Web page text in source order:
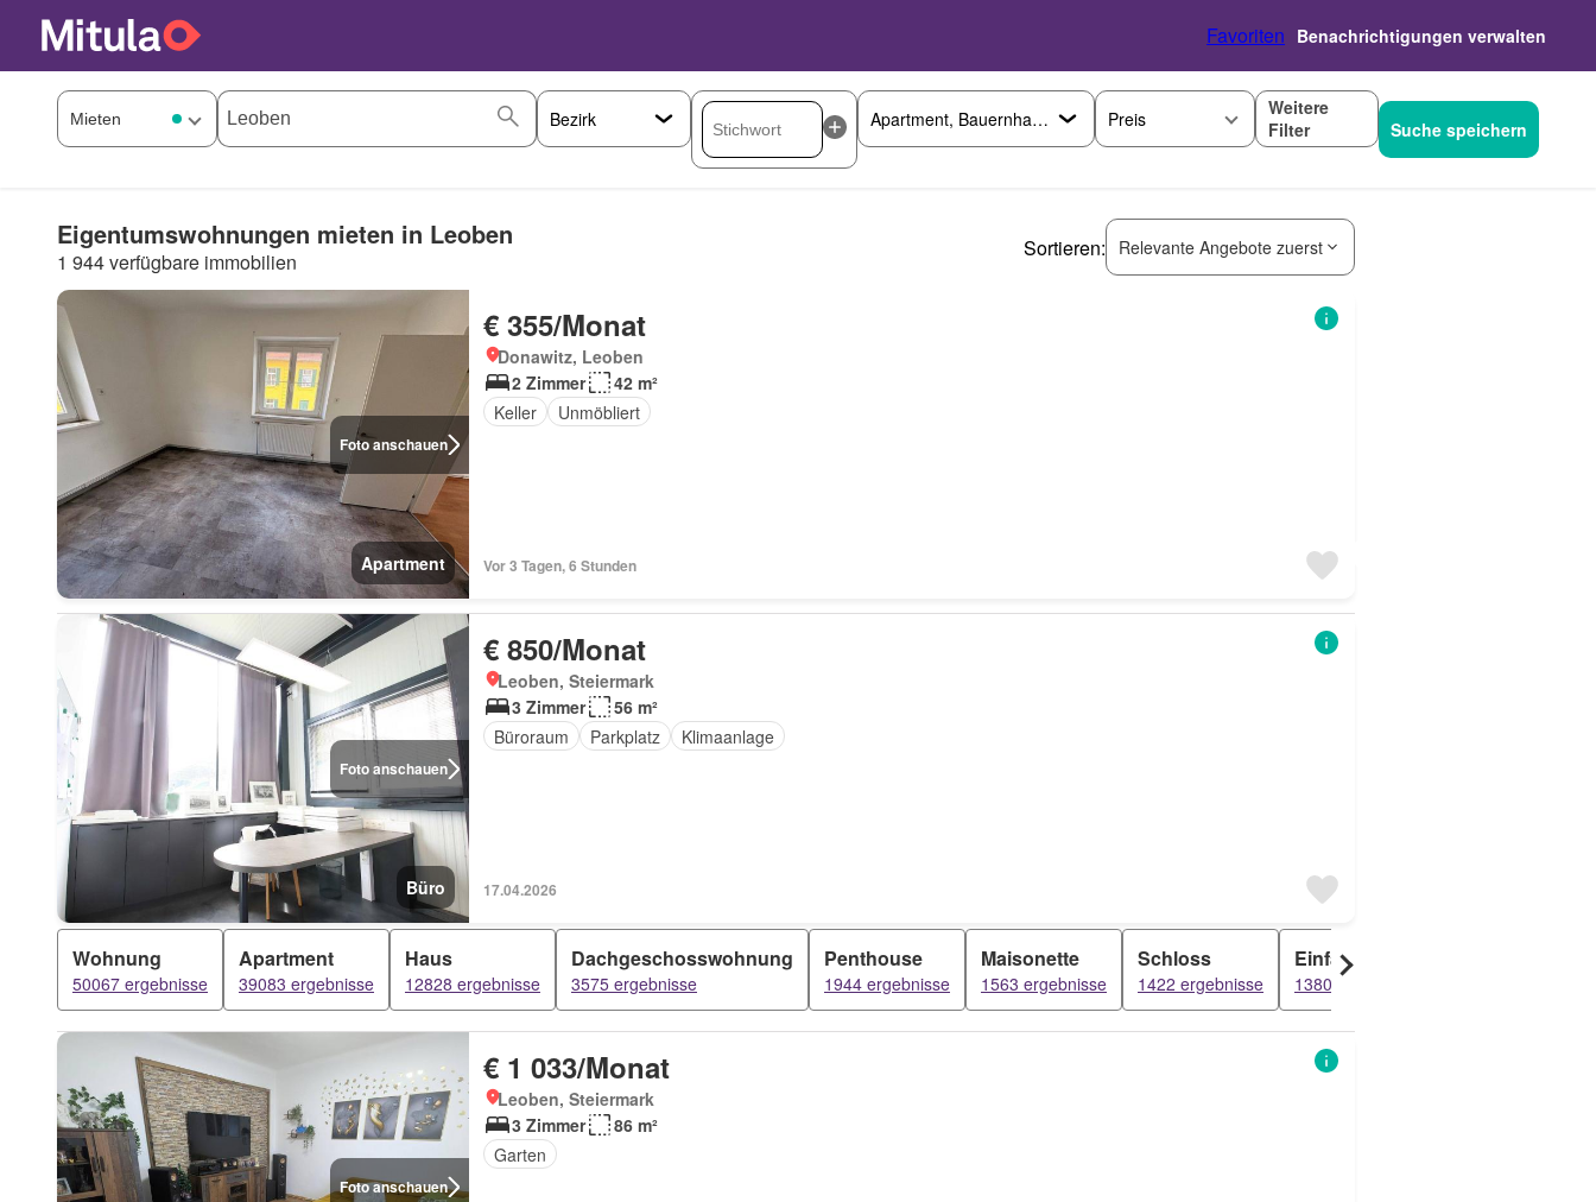
Favoriten Benachrichtigungen verwalten
Preis
Weitere
Filter
Suche speichern
Eigentumswohnungen mieten in Leoben
1 944 verfügbare immobilien
Sortieren: Relevante Angebote zuerst
Foto anschauen
Apartment
€ 355/Monat
Donawitz, Leoben
2 Zimmer
42 m²
Keller
Unmöbliert
Vor 3 Tagen, 6 Stunden
Foto anschauen
Büro
€ 850/Monat
Leoben, Steiermark
3 Zimmer
56 m²
Büroraum
Parkplatz Klimaanlage
17.04.2026
Wohnung
50067 ergebnisse
Apartment
39083 ergebnisse
Haus
12828 ergebnisse
Dachgeschosswohnung
3575 ergebnisse
Penthouse
1944 ergebnisse
Maisonette
1563 ergebnisse
Schloss
1422 ergebnisse
Einfamilienhaus
1380 ergebnisse
Foto anschauen
€ 1 033/Monat
Leoben, Steiermark
3 Zimmer
86 m²
Garten